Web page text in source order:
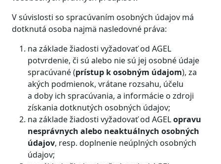
V súvislosti so spracúvaním osobných údajov má
dotknutá osoba najmä nasledovné práva:
na základe žiadosti vyžadovať od AGEL
potvrdenie, či sú alebo nie sú jej osobné údaje
spracúvané (prístup k osobným údajom), za
akých podmienok, vrátane rozsahu, účelu
a doby ich spracúvania, a informácie o zdroji
získania dotknutých osobných údajov;
na základe žiadosti vyžadovať od AGELopravu
nesprávnych alebo neaktuálnych osobných
údajov, resp. doplnenie neúplných osobných
údajov;